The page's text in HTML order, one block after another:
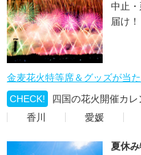
中止
届け！
金麦花火特等席＆グッズが当
CHECK!
四国の花火開催カレ
香川
愛媛
夏休み